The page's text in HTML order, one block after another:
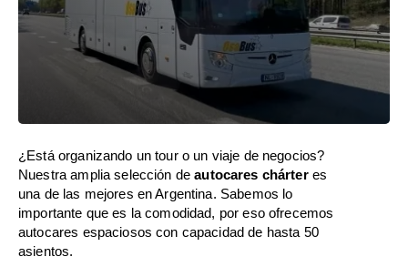
¿Está organizando un tour o un viaje de negocios?
Nuestra amplia selección deautocares chárteres
una de las mejores en Argentina. Sabemos lo
importante que es la comodidad, por eso ofrecemos
autocares espaciosos con capacidad de hasta 50
asientos.